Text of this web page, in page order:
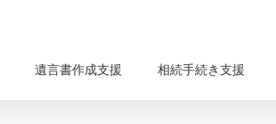
遺言書作成支援 相続手続き支援